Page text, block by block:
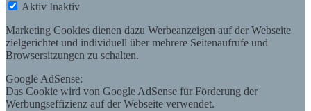
Aktiv Inaktiv
Marketing Cookies dienen dazu Werbeanzeigen auf der Webseite
zielgerichtet und individuell über mehrere Seitenaufrufe und
Browsersitzungen zu schalten.
Google AdSense:
Das Cookie wird von Google AdSense für Förderung der
Werbungseffizienz auf der Webseite verwendet.